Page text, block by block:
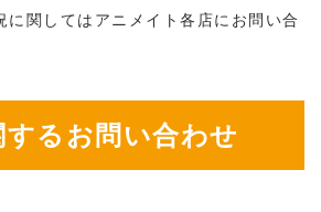
関してはアニメイト各店にお問い合
るお問い合わせ